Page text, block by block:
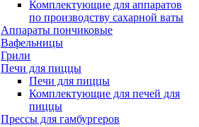
Комплектующие для аппаратов
по производству сахарной ваты
Аппараты пончиковые
Вафельницы
Грили
Печи для пиццы
Печи для пиццы
Комплектующие для печей для
пиццы
Прессы для гамбургеров